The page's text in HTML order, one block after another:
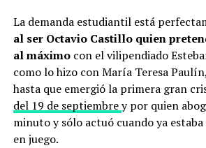
La demanda estudiantil está
al ser Octavio Castillo quien
al máximo con el vilipendiado
como lo hizo con María Teresa
hasta que emergió la primera gran
del 19 de septiembrey por quien
minuto y sólo actuó cuando ya
en juego.